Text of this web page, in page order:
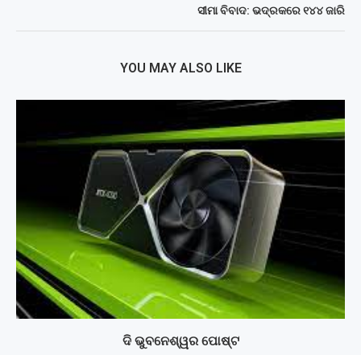
ସୀମା ବିବାଦ: ଭଦ୍ରକରେ ୧୪୪ ଜାରି
YOU MAY ALSO LIKE
ଦି ଭୁବନେଶ୍ୱର ପୋଷ୍ଟ